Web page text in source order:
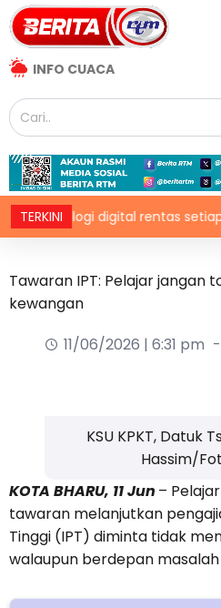
INFO CUACA
TERKINIdigital rentas setiap
Tawaran IPT: Pelajar jangan
kewangan
11/06/2026 | 6:31 pm
KSU KPKT, Datuk
Hassim/
KOTA BHARU, 11 Jun –
tawaran melanjutkan
Tinggi (IPT) diminta tidak
walaupun berdepan